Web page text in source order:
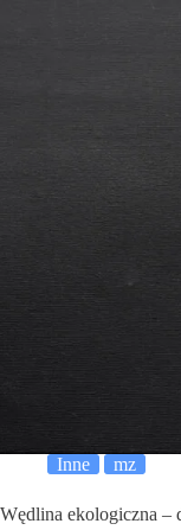
Inne mz
Wędlina ekologiczna –